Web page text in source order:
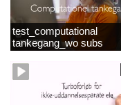
test_computational
tankegang_wo subs